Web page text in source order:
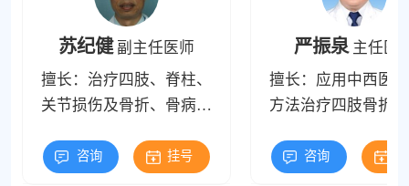
苏纪健 副主任医师
擅长：治疗四肢、脊柱、
关节损伤及骨折、骨病、
咨询 挂号
严振泉 主任医
擅长：应用中西医
方法治疗四肢骨折
咨询